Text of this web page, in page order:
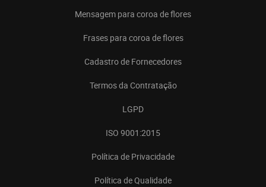
Mensagem para coroa de flores
Frases para coroa de flores
Cadastro de Fornecedores
Termos da Contratação
LGPD
ISO 9001:2015
Política de Privacidade
Política de Qualidade